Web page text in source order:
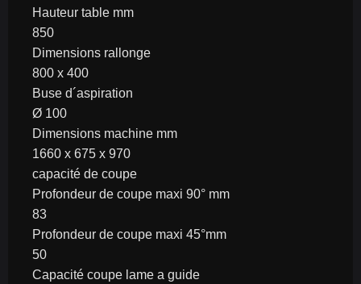
Hauteur table mm
850
Dimensions rallonge
800 x 400
Buse d´aspiration
Ø 100
Dimensions machine mm
1660 x 675 x 970
capacité de coupe
Profondeur de coupe maxi 90° mm
83
Profondeur de coupe maxi 45°mm
50
Capacité coupe lame a guide